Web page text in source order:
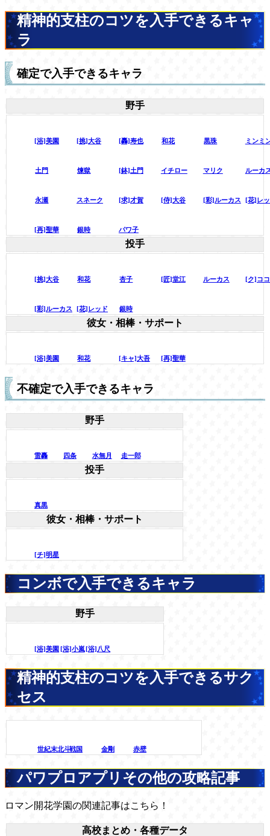
精神的支柱のコツを入手できるキャ
ラ
確定で入手できるキャラ
野手
[浴]美園 [挑]大谷 [轟]寿也 和花 黒珠 ミンミ
土門 煉獄 [鉢]土門 イチロー マリク ルーカ
永瀬 スネーク [求]才賀 [侍]大谷 [彩]ルーカス [花]レ
[再]聖華 銀時 パワ子
投手
[挑]大谷 和花 杏子 [匠]堂江 ルーカス [ク]コ
[彩]ルーカス [花]レッド 銀時
彼女・相棒・サポート
[浴]美園 和花 [キャ]大吾 [再]聖華
不確定で入手できるキャラ
野手
雷轟 四条 水無月 走一郎
投手
真黒
彼女・相棒・サポート
[チ]明星
コンボで入手できるキャラ
野手
[浴]美園 [浴]小嵐[浴]八尺
精神的支柱のコツを入手できるサク
セス
世紀末北斗戦国 金剛 赤壁
パワプロアプリその他の攻略記事
ロマン開花学園の関連記事はこちら！
高校まとめ・各種データ